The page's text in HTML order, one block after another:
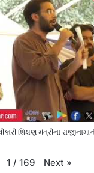
શિક્ષણ મંત્રીના
1 / 169 Next »